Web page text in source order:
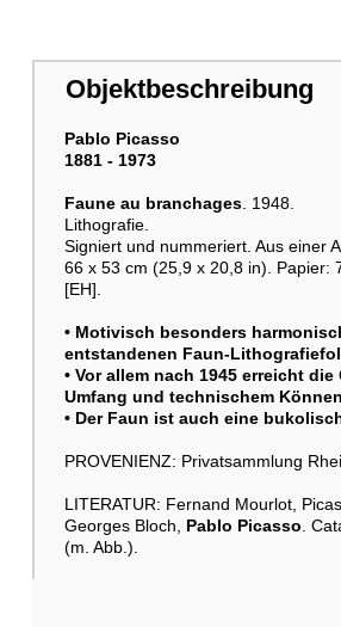
Objektbeschreibung
Pablo Picasso
1881 - 1973
Faune au branchages. 1948.
Lithografie.
Signiert und nummeriert. Aus einer
66 x 53 cm (25,9 x 20,8 in). Papier:
[EH].
• Motivisch besonders
entstandenen Faun-
• Vor allem nach 1945 erreicht
Umfang und technischem
• Der Faun ist auch eine
PROVENIENZ: Privatsammlung
LITERATUR: Fernand Mourlot,
Georges Bloch, Pablo Picasso.
(m. Abb.).